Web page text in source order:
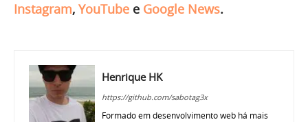
Instagram, YouTube e Google News.
Henrique HK
https://github.com/sabotag3x
Formado em desenvolvimento web há mais